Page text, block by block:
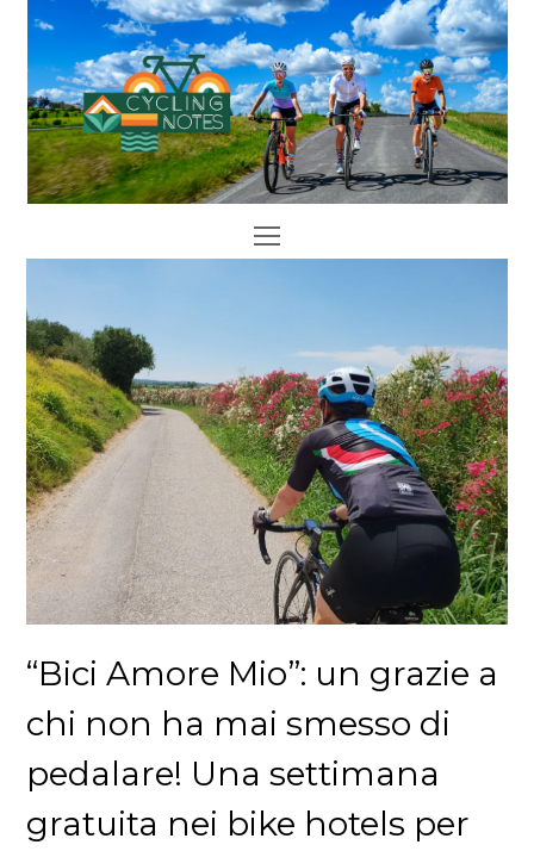
Open
“Bici Amore Mio”: un grazie a
chi non ha mai smesso di
pedalare! Una settimana
gratuita nei bike hotels per